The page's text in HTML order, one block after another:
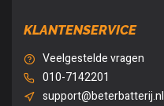
KLANTENSERVICE
Veelgestelde vragen
010-7142201
support@beterbatterij.nl